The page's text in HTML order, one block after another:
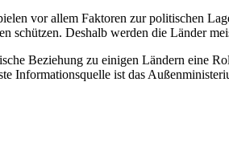
vor allem Faktoren zur politischen
schützen. Deshalb werden die Länder
Beziehung zu einigen Ländern eine
Informationsquelle ist das